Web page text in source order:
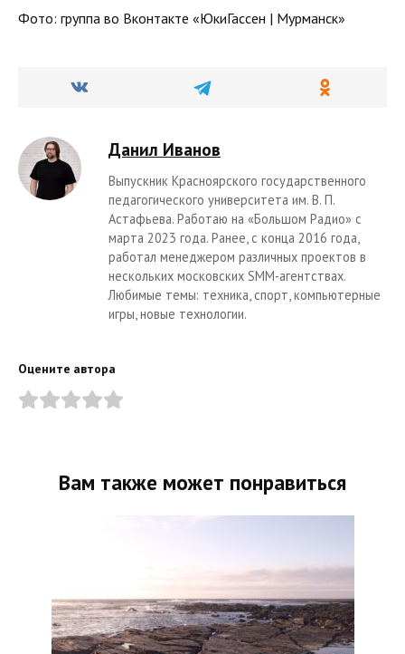
Фото: группа во Вконтакте «ЮкиГассен | Мурманск»
Данил Иванов
Выпускник Красноярского государственного
педагогического университета им. В. П.
Астафьева. Работаю на «Большом Радио» с
марта 2023 года. Ранее, с конца 2016 года,
работал менеджером различных проектов в
нескольких московских SMM-агентствах.
Любимые темы: техника, спорт, компьютерные
игры, новые технологии.
Оцените автора
Вам также может понравиться